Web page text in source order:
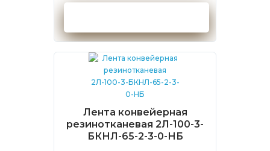
Лента конвейерная
резинотканевая 2Л-100-3-
БКНЛ-65-2-3-0-НБ